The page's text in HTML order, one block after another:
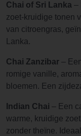
Chai of Sri Lanka –
zoet-kruidige tonen
van citroengras,
Lanka.
Chai Zanzibar –
romige vanille,
bloemen. Een
Indian Chai – Een
warme, kruidige
zonder theïne.